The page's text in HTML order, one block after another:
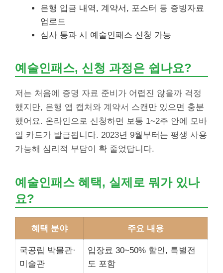
은행 입금 내역, 계약서, 포스터 등 증빙자료
업로드
심사 통과 시 예술인패스 신청 가능
예술인패스, 신청 과정은 쉽나요?
저는 처음에 증명 자료 준비가 어렵진 않을까 걱정
했지만, 은행 앱 캡처와 계약서 스캔만 있으면 충분
했어요. 온라인으로 신청하면 보통 1~2주 안에 모바
일 카드가 발급됩니다. 2023년 9월부터는 평생 사용
가능해 심리적 부담이 확 줄었답니다.
예술인패스 혜택, 실제로 뭐가 있나
요?
혜택 분야 주요 내용
국공립 박물관·
미술관
입장료 30~50% 할인, 특별전
도 포함